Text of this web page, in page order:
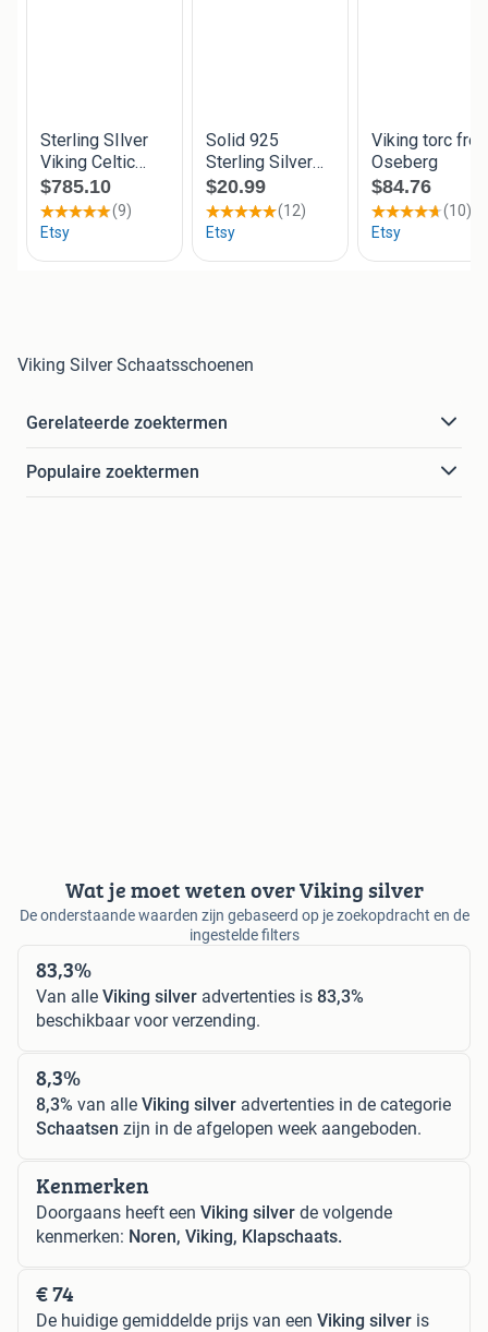
Viking Silver Schaatsschoenen
Gerelateerde zoektermen
Populaire zoektermen
Wat je moet weten over Viking silver
De onderstaande waarden zijn gebaseerd op je zoekopdracht en de
ingestelde filters
83,3%
Van alle Viking silver advertenties is 83,3%
beschikbaar voor verzending.
8,3%
8,3% van alle Viking silver advertenties in de categorie
Schaatsen zijn in de afgelopen week aangeboden.
Kenmerken
Doorgaans heeft een Viking silver de volgende
kenmerken: Noren, Viking, Klapschaats.
€ 74
De huidige gemiddelde prijs van een Viking silver is